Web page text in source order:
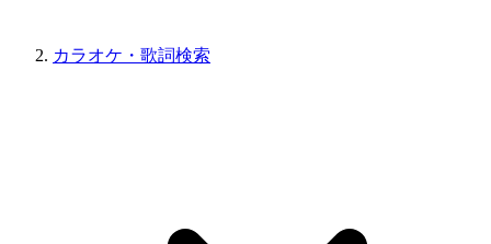
カラオケ・歌詞検索